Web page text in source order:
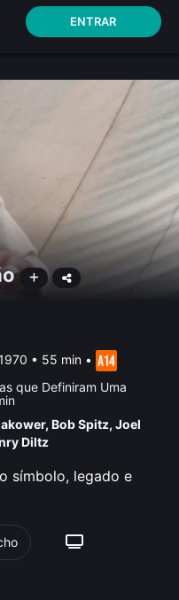
ENTRAR
• 55 min •
que Definiram Uma
, Bob Spitz, Joel
Diltz
símbolo, legado e